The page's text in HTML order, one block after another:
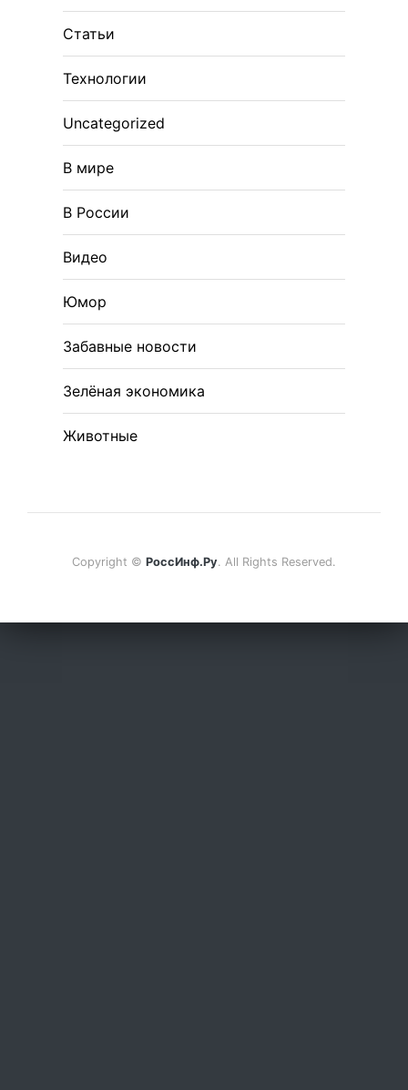
Статьи
Технологии
Uncategorized
В мире
В России
Видео
Юмор
Забавные новости
Зелёная экономика
Животные
Copyright © РоссИнф.Ру. All Rights Reserved.